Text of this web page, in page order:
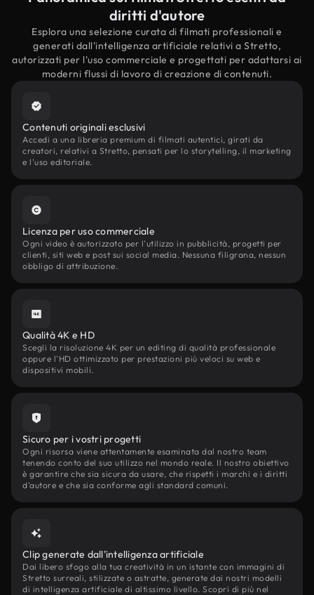
diritti d'autore
Esplora una selezione curata di filmati professionali e
generati dall'intelligenza artificiale relativi a Stretto,
autorizzati per l'uso commerciale e progettati per adattarsi ai
moderni flussi di lavoro di creazione di contenuti.
Contenuti originali esclusivi
Accedi a una libreria premium di filmati autentici, girati da
creatori, relativi a Stretto, pensati per lo storytelling, il marketing
e l'uso editoriale.
Licenza per uso commerciale
Ogni video è autorizzato per l'utilizzo in pubblicità, progetti per
clienti, siti web e post sui social media. Nessuna filigrana, nessun
obbligo di attribuzione.
Qualità 4K e HD
Scegli la risoluzione 4K per un editing di qualità professionale
oppure l'HD ottimizzato per prestazioni più veloci su web e
dispositivi mobili.
Sicuro per i vostri progetti
Ogni risorsa viene attentamente esaminata dal nostro team
tenendo conto del suo utilizzo nel mondo reale. Il nostro obiettivo
è garantire che sia sicura da usare, che rispetti i marchi e i diritti
d'autore e che sia conforme agli standard comuni.
Clip generate dall'intelligenza artificiale
Dai libero sfogo alla tua creatività in un istante con immagini di
Stretto surreali, stilizzate o astratte, generate dai nostri modelli
di intelligenza artificiale di altissimo livello. Scopri di più nel